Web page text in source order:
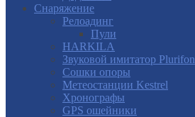
Снаряжение
Релоадинг
Пули
HARKILA
Звуковой имитатор Plurifon
Сошки опоры
Метеостанции Kestrel
Хронографы
GPS ошейники